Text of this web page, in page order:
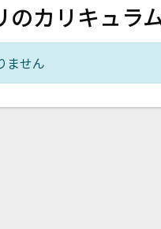
のカリキュラ
ません